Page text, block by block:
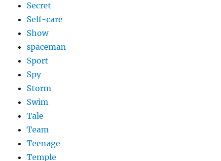
Secret
Self-care
Show
spaceman
Sport
Spy
Storm
Swim
Tale
Team
Teenage
Temple